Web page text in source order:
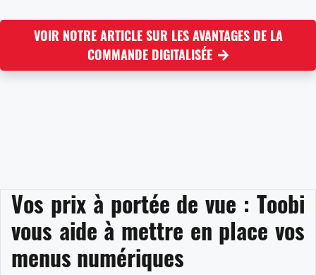
VOIR NOTRE ARTICLE SUR LES AVANTAGES DE LA
COMMANDE DIGITALISÉE
Vos prix à portée de vue : Toobi
vous aide à mettre en place vos
menus numériques